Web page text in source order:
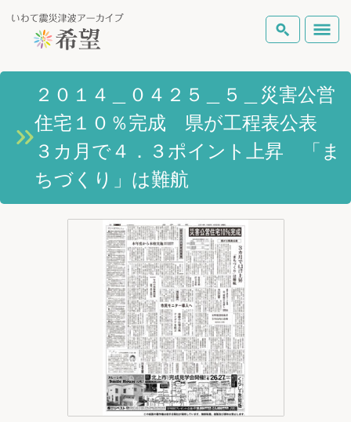
岩手県の被害状況
Foreign Laguage
検索
テーマから探す 地図から探す 詳細検索
２０１４＿０４２５＿５＿災害公営
住宅１０％完成 県が工程表公表
３カ月で４．３ポイント上昇 「ま
ちづくり」は難航